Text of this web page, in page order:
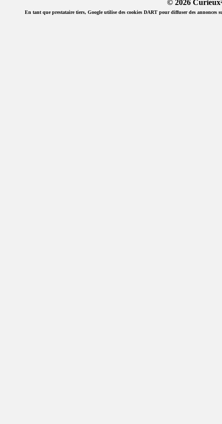
© 2026
En tant que prestataire tiers, Google utilise des cookies DART pour diffuser des